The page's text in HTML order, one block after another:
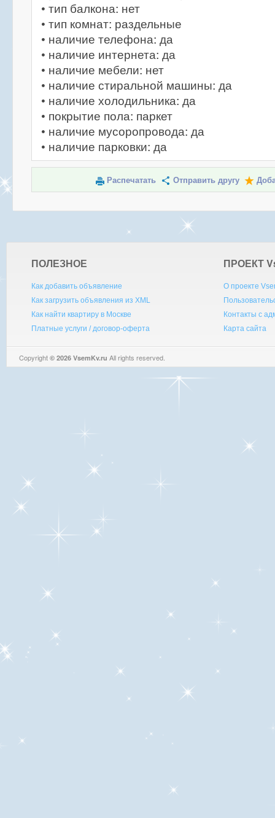
• тип балкона: нет
• тип комнат: раздельные
• наличие телефона: да
• наличие интернета: да
• наличие мебели: нет
• наличие стиральной машины: да
• наличие холодильника: да
• покрытие пола: паркет
• наличие мусоропровода: да
• наличие парковки: да
Распечатать Отправить другу
ПОЛЕЗНОЕ
Как добавить объявление
Как загрузить объявления из XML
Как найти квартиру в Москве
Платные услуги / договор-оферта
ПРОЕКТ V
О проекте
Контакты с
Карта сайта
Copyright © 2026 VsemKv.ru All rights reserved.